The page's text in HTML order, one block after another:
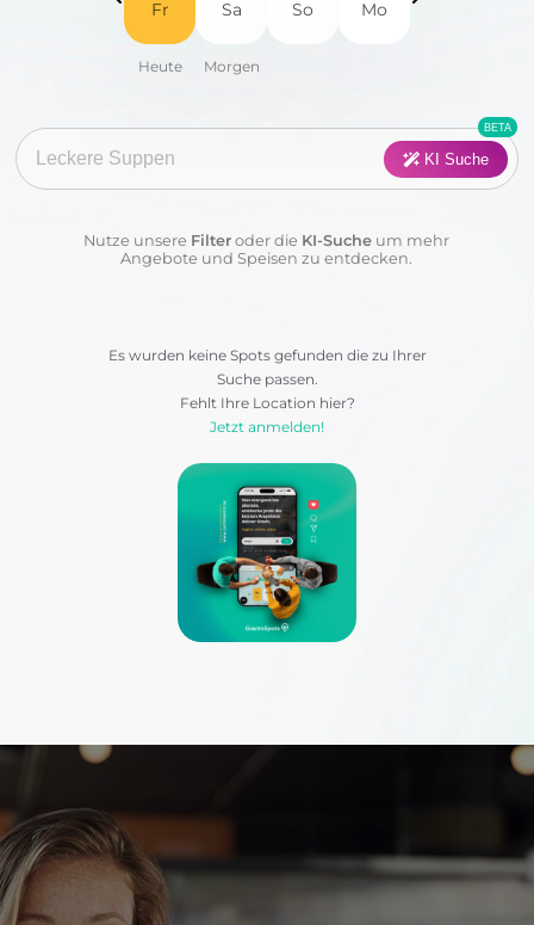
Fisch
Sushi Vegan
Fr Sa So Mo
KI Suche
Nutze unsere Filter oder die KI-Suche um mehr
Angebote und Speisen zu entdecken.
Es wurden keine Spots gefunden die zu Ihrer
Suche passen.
Fehlt Ihre Location hier?
Jetzt anmelden!